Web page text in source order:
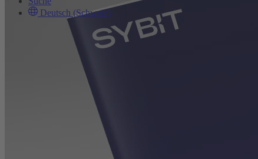
Deutsch (Schweiz)